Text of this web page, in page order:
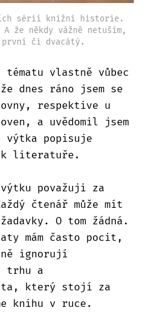
sérií knižní historie.
že někdy vážně netuším,
či dvacátý.
vlastně vůbec
dnes ráno jsem se
respektive u
a uvědomil jsem
popisuje
literatuře.
považuji za
čtenář může mít
O tom žádná.
mám často pocit,
ignorují
trhu a
který stojí za
knihu v ruce.